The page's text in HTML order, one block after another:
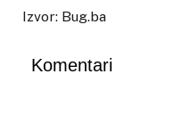
Izvor: Bug.ba
Komentari